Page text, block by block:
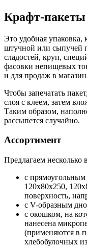
Крафт-
Это удобная упаковка,
штучной или сыпучей
сладостей, круп,
фасовки непищевых
и для продаж в
Чтобы запечатать
слоя с клеем, затем
Таким образом,
рассыпется случайно.
Ассортимент
Предлагаем несколько
с
120x80x250,
поверхность,
с V-образным
с окошком, на
нанесена
(применяются в
хлебобулочных